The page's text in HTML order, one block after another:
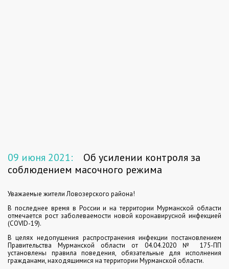
09 июня 2021:
Об усилении контроля за
соблюдением масочного режима
Уважаемые жители Ловозерского района!
В последнее время в России и на территории Мурманской области
отмечается рост заболеваемости новой коронавирусной инфекцией
(COVID-19).
В целях недопущения распространения инфекции постановлением
Правительства Мурманской области от 04.04.2020 № 175-ПП
установлены правила поведения, обязательные для исполнения
гражданами, находящимися на территории Мурманской области.